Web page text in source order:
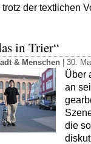
der textlichen
in Trier“
& Menschen | 30.
Über
an
die